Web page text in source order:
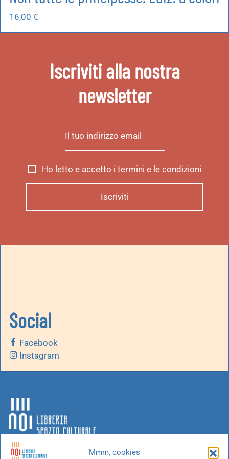
Mmm, cookies
16,00 €
Iscriviti alla nostra
newsletter
Ho letto e accetto i termini e le condizioni
Social
Facebook
Instagram